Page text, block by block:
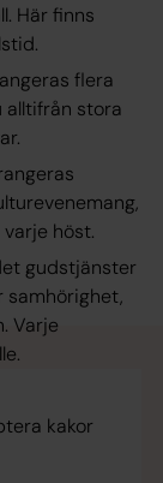
Här finns
flera
alltifrån stora
höst.
gudstjänster
samhörighet,
Varje
kakor